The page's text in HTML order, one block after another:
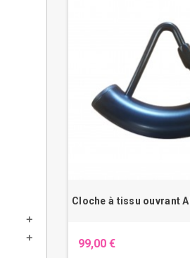
add
add
Cloche à tissu ouvrant
99,00 €